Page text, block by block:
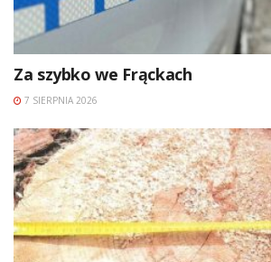
Za szybko we Frąckach
7 SIERPNIA 2026